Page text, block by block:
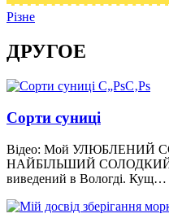
Різне
ДРУГОЕ
Сорти суниці
Відео: Мой УЛЮБЛЕНИЙ
НАЙБІЛЬШИЙ СОЛОДКИЙ
виведений в Вологді. Кущ…